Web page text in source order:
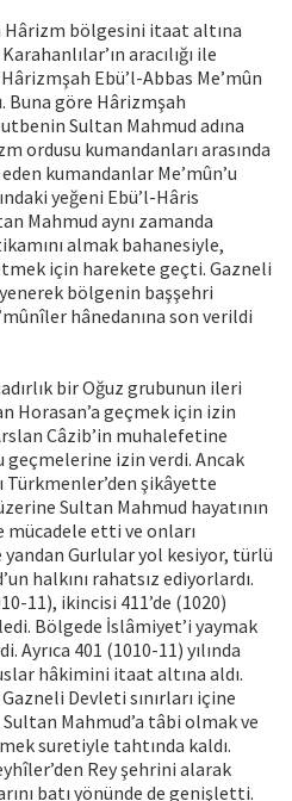
bölgesini itaat altına
aracılığı ile
Ebü’l-Abbas Me’mûn
Buna göre Hârizmşah
Sultan Mahmud adına
ordusu kumandanları arasında
kumandanlar Me’mûn’u
yeğeni Ebü’l-Hâris
Mahmud aynı zamanda
almak bahanesiyle,
için harekete geçti. Gazneli
bölgenin başşehri
hânedanına son verildi
bir Oğuz grubunun ileri
Horasan’a geçmek için izin
Câzib’in muhalefetine
geçmelerine izin verdi. Ancak
Türkmenler’den şikâyette
Sultan Mahmud hayatının
mücadele etti ve onları
yandan Gurlular yol kesiyor, türlü
halkını rahatsız ediyorlardı.
11), ikincisi 411’de (1020)
Bölgede İslâmiyet’i yaymak
401 (1010-11) yılında
hâkimini itaat altına aldı.
Devleti sınırları içine
Mahmud’a tâbi olmak ve
suretiyle tahtında kaldı.
Rey şehrini alarak
batı yönünde de genişletti.